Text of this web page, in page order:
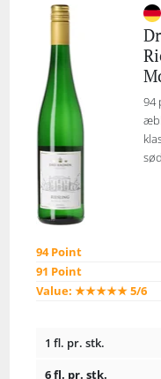
94
94 Point
91 Point
Value: ★★★★★ 5/6
1 fl. pr. stk.
6 fl. pr. stk.